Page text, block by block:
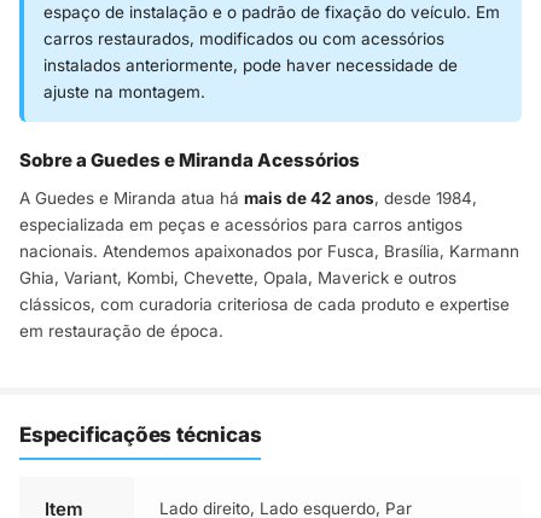
espaço de instalação e o padrão de fixação do veículo. Em
carros restaurados, modificados ou com acessórios
instalados anteriormente, pode haver necessidade de
ajuste na montagem.
Sobre a Guedes e Miranda Acessórios
A Guedes e Miranda atua há mais de 42 anos, desde 1984,
especializada em peças e acessórios para carros antigos
nacionais. Atendemos apaixonados por Fusca, Brasília, Karmann
Ghia, Variant, Kombi, Chevette, Opala, Maverick e outros
clássicos, com curadoria criteriosa de cada produto e expertise
em restauração de época.
Especificações técnicas
Item Lado direito, Lado esquerdo, Par